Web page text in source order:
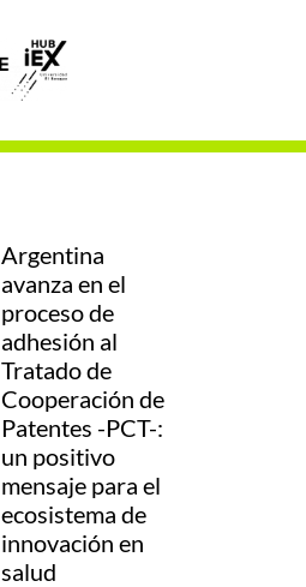
Argentina
avanza en el
proceso de
adhesión al
Tratado de
Cooperación de
Patentes -PCT-:
un positivo
mensaje para el
ecosistema de
innovación en
salud